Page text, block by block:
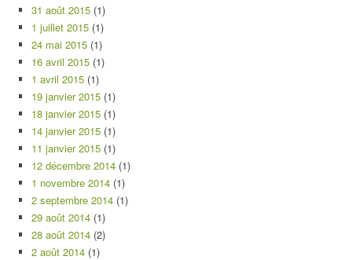
31 août 2015 (1)
1 juillet 2015 (1)
24 mai 2015 (1)
16 avril 2015 (1)
1 avril 2015 (1)
19 janvier 2015 (1)
18 janvier 2015 (1)
14 janvier 2015 (1)
11 janvier 2015 (1)
12 décembre 2014 (1)
1 novembre 2014 (1)
2 septembre 2014 (1)
29 août 2014 (1)
28 août 2014 (2)
2 août 2014 (1)